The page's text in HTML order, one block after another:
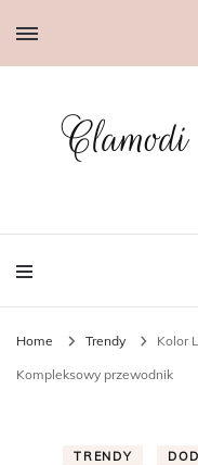
Home Trendy Kolor
Kompleksowy przewodnik
TRENDY